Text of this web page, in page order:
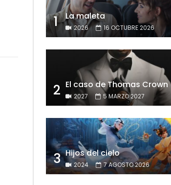
1 La maleta
2026 16 OCTUBRE 2026
2 El caso de Thomas Crown
2027 5 MARZO 2027
3 Hijos del cielo
2024 7 AGOSTO 2026